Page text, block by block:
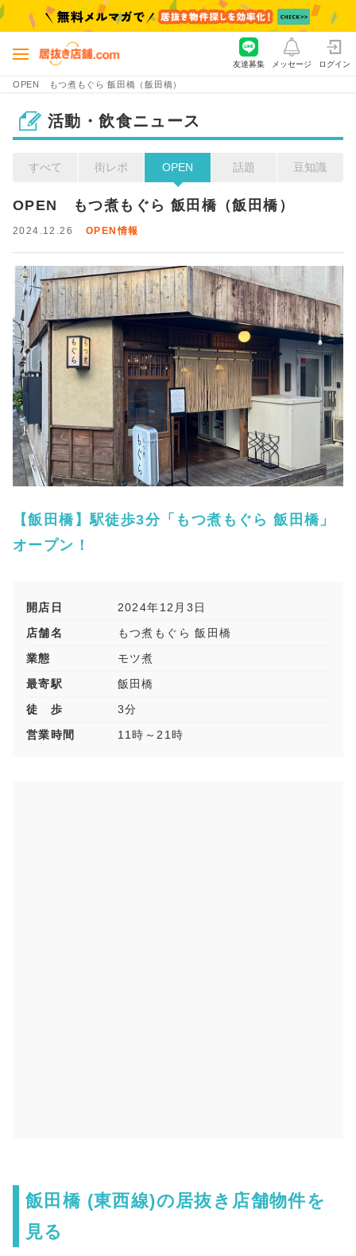
OPEN もつ煮もぐら 飯田橋（飯田橋）
友達募集 メッセージ ログイン
活動・飲食ニュース
すべて 街レポ OPEN 話題 豆知識
OPEN　もつ煮もぐら 飯田橋（飯田橋）
2024.12.26 OPEN情報
【飯田橋】駅徒歩3分「もつ煮もぐら 飯田橋」
オープン！
開店日
2024年12月3日
店舗名
もつ煮もぐら 飯田橋
業態
モツ煮
最寄駅
飯田橋
徒 歩
3分
営業時間
11時～21時
飯田橋 (東西線)の居抜き店舗物件を
見る